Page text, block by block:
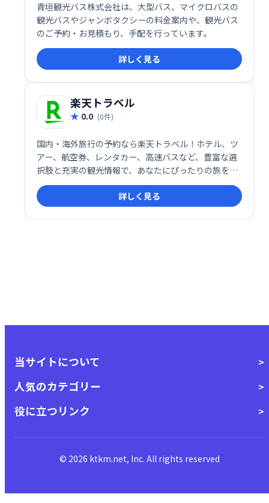
青垣観光バス株式会社は、大型バス、マイクロバスの
観光バスやジャンボタクシーの料金案内や、観光バス
のご予約・お見積もり、手配を行っています。
詳しく見る
楽天トラベル
0.0 (0件)
国内・海外旅行の予約なら楽天トラベル！ホテル、ツ
アー、航空券、レンタカー、高速バスなど、豊富な選
択肢と充実の観光情報で、あなたにぴったりの旅をサ
ポートします。日本最大級の宿泊予約サイトで、快適
な旅を計画しましょう。詳しく見る
当サイトについて
人気のカテゴリー
役に立つリンク
© 2026 ktkm.net, Inc. All rights reserved